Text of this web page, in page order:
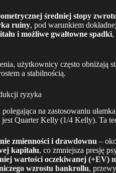
średniej stopy
ruiny, pod warunkiem
i możliwe gwałtowne spadki,
użytkownicy często obniżają
a stabilnością.
ryzyka
na zastosowaniu
jest Quarter Kelly (1/4 Kelly). Ta
zmienności i drawdownu –
kapitału, co zmniejsza presję
wartości oczekiwanej (+EV)
wzrostu bankrollu,